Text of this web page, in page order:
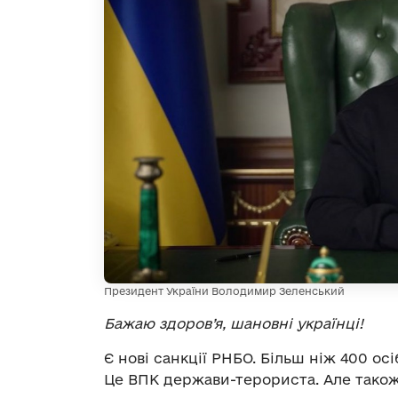
Президент України Володимир Зеленський
Бажаю здоров’я, шановні українці!
Є нові санкції РНБО. Більш ніж 400
Це ВПК держави-терориста. Але також